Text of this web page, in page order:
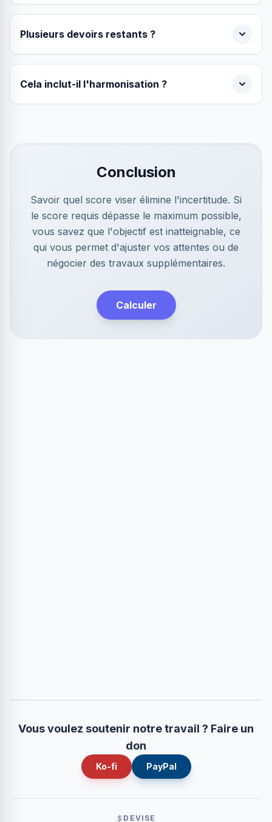
Plusieurs devoirs restants ?
Cela inclut-il l'harmonisation ?
Conclusion
Savoir quel score viser élimine l'incertitude. Si
le score requis dépasse le maximum possible,
vous savez que l'objectif est inatteignable, ce
qui vous permet d'ajuster vos attentes ou de
négocier des travaux supplémentaires.
Calculer
Vous voulez soutenir notre travail ? Faire un
don
Ko-fi PayPal
DEVISE